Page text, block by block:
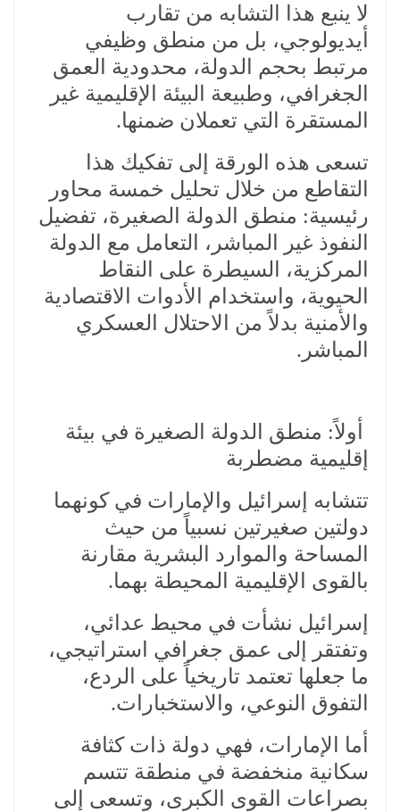
لا ينبع هذا التشابه من تقارب
أيديولوجي، بل من منطق وظيفي
مرتبط بحجم الدولة، محدودية العمق
الجغرافي، وطبيعة البيئة الإقليمية غير
المستقرة التي تعملان ضمنها.
تسعى هذه الورقة إلى تفكيك هذا
التقاطع من خلال تحليل خمسة محاور
رئيسية: منطق الدولة الصغيرة، تفضيل
النفوذ غير المباشر، التعامل مع الدولة
المركزية، السيطرة على النقاط
الحيوية، واستخدام الأدوات الاقتصادية
والأمنية بدلاً من الاحتلال العسكري
المباشر.
أولاً: منطق الدولة الصغيرة في بيئة
إقليمية مضطربة
تتشابه إسرائيل والإمارات في كونهما
دولتين صغيرتين نسبياً من حيث
المساحة والموارد البشرية مقارنة
بالقوى الإقليمية المحيطة بهما.
إسرائيل نشأت في محيط عدائي،
وتفتقر إلى عمق جغرافي استراتيجي،
ما جعلها تعتمد تاريخياً على الردع،
التفوق النوعي، والاستخبارات.
أما الإمارات، فهي دولة ذات كثافة
سكانية منخفضة في منطقة تتسم
بصراعات القوى الكبرى، وتسعى إلى